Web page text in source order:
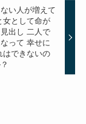
い人が増えて
女として命が
出し 二人で
って 幸せに
はできないの